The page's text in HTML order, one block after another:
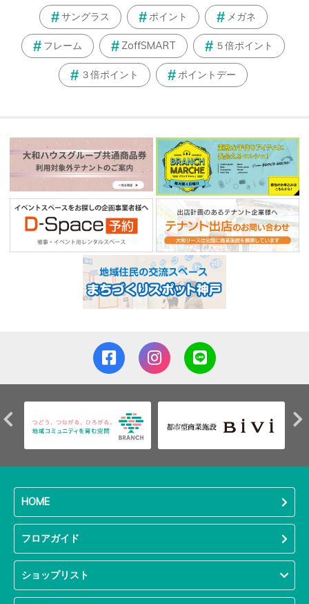
サングラス ポイント メガネ
フレーム ZoffSMART ５倍ポイント
３倍ポイント ポイントデー
HOME
フロアガイド
ショップリスト